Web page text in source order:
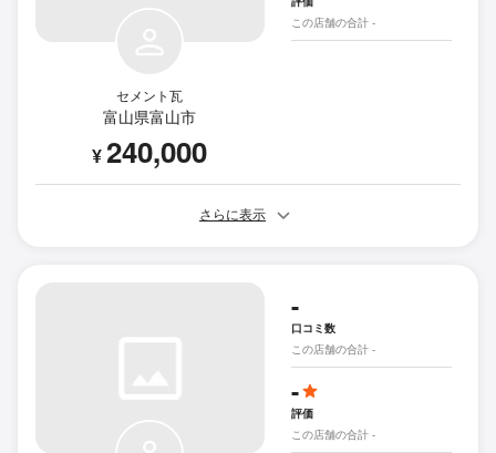
セメント瓦
富山県富山市
¥240,000
この店舗の合計 -
さらに表示
-
口コミ数
この店舗の合計 -
-
評価
この店舗の合計 -